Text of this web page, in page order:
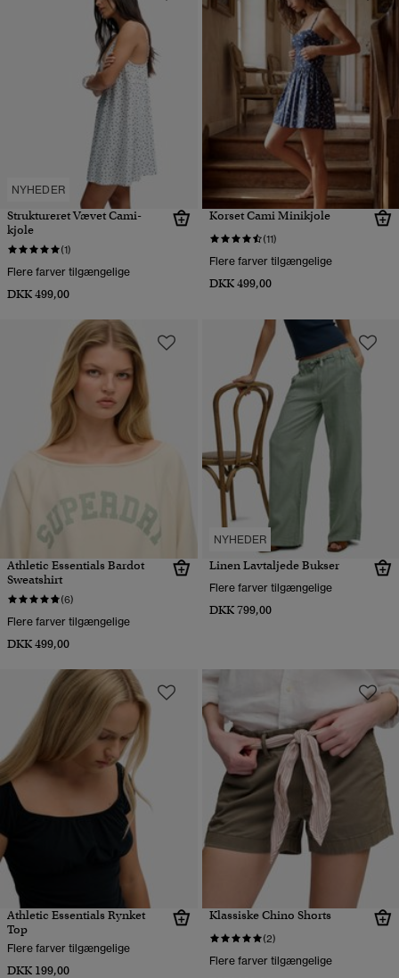
NYHEDER
Struktureret Vævet Cami-
kjole
(1)
Flere farver tilgængelige
DKK 499,00
Korset Cami Minikjole
(11)
Flere farver tilgængelige
DKK 499,00
Athletic Essentials Bardot
Sweatshirt
(6)
Flere farver tilgængelige
DKK 499,00
NYHEDER
Linen Lavtaljede Bukser
Flere farver tilgængelige
DKK 799,00
Athletic Essentials Rynket
Top
Flere farver tilgængelige
DKK 199,00
Klassiske Chino Shorts
(2)
Flere farver tilgængelige